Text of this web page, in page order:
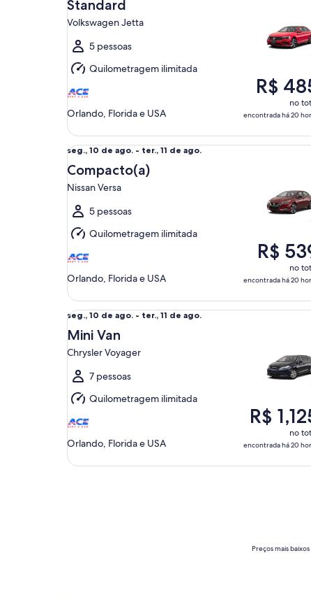
de
ago.
seg.,
10
de
Standard
Volkswagen Jetta
5 pessoas
Quilometragem ilimitada
Orlando, Florida e USA
R$
no
encontrada há 20
seg.,
10
de
ago.
ter.,
11
de
seg., 10 de ago. - ter., 11 de ago.
Compacto(a)
Nissan Versa
5 pessoas
Quilometragem ilimitada
Orlando, Florida e USA
R$
no
encontrada há 20
Compacto(a) Nissan Versa
seg.,
10
de
ago.
ter.,
11
de
seg., 10 de ago. - ter., 11 de ago.
Mini Van
Chrysler Voyager
7 pessoas
Quilometragem ilimitada
Orlando, Florida e USA
R$
no
encontrada há 20
Mini Van Chrysler Voyager
Preços mais